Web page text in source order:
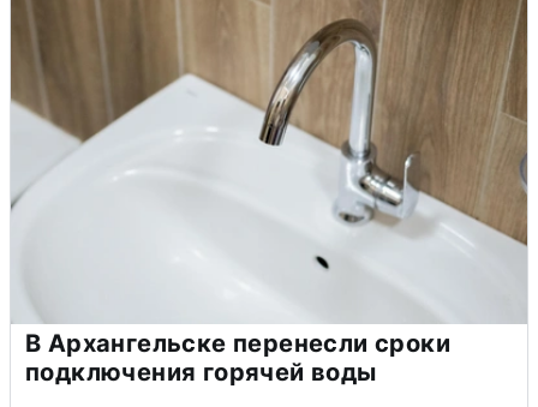
В Архангельске перенесли сроки
подключения горячей воды